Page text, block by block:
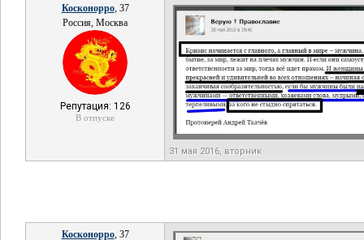
Косконорро, 37
Россия, Москва
Репутация: 126
В отпуске
31 мая 2016, вторник
Косконорро, 37